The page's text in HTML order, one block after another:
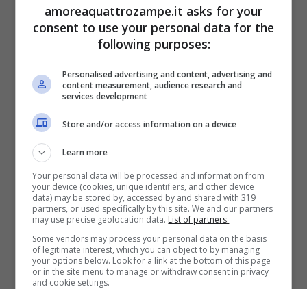
andare fino in fondo al caso.
Tuttavia, il giovane brasiliano è stato
rilasciato dopo qualche ora dall’arresto e si è
reso irreperibili. Secondo le indiscrezioni, il
killer potrebbe essere fuggito dall’abitazione
dove viveva con la madre e la sua fidanzata.
Il video dell’accaduto è stato condiviso dalla
testata locale Hoye ha raccolto migliaia di
condivisioni e parole di condanna,
sollevando, come sempre in questi casi,
l’indignazione sui social.
amoreaquattrozampe.it asks for your
consent to use your personal data for the
following purposes:
Personalised advertising and content, advertising and
content measurement, audience research and
services development
Store and/or access information on a device
Learn more
Your personal data will be processed and information from
your device (cookies, unique identifiers, and other device
data) may be stored by, accessed by and shared with 319
partners, or used specifically by this site. We and our partners
may use precise geolocation data. List of partners.
Some vendors may process your personal data on the basis
of legitimate interest, which you can object to by managing
your options below. Look for a link at the bottom of this page
or in the site menu to manage or withdraw consent in privacy
and cookie settings.